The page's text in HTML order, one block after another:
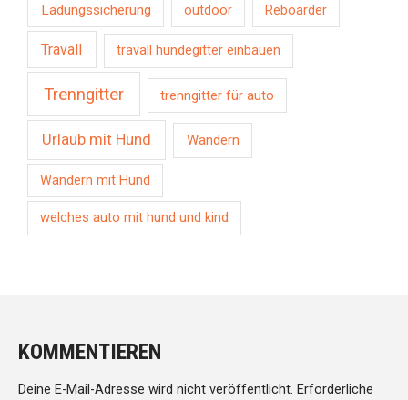
Ladungssicherung outdoor Reboarder
Travall travall hundegitter einbauen
Trenngitter trenngitter für auto
Urlaub mit Hund Wandern
Wandern mit Hund
welches auto mit hund und kind
KOMMENTIEREN
Deine E-Mail-Adresse wird nicht veröffentlicht. Erforderliche